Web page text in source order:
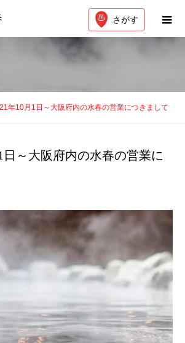
さがす
年10月1日～大阪府内の水春の営業につきまして
日～大阪府内の水春の営業に